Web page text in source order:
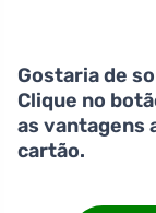
Gostaria de
Clique no
as vantagens
cartão.